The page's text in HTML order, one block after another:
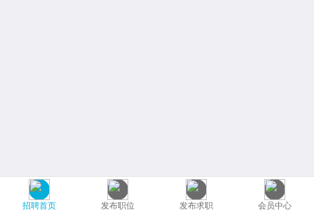
招聘首页 发布职位 发布求职 会员中心